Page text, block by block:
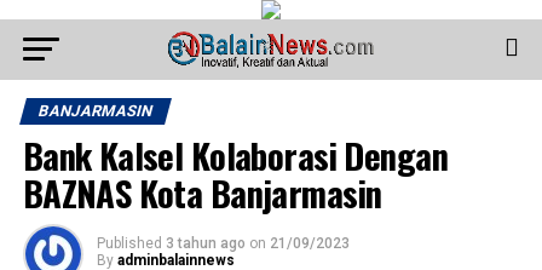
BANJARMASIN
Bank Kalsel Kolaborasi Dengan
BAZNAS Kota Banjarmasin
Published 3 tahun ago on 21/09/2023
By adminbalainnews